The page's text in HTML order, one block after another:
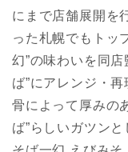
にまで店舗展開を
った札幌でもトッ
幻”の味わいを同
ば”にアレンジ・
骨によって厚みの
ば”らしいガツン